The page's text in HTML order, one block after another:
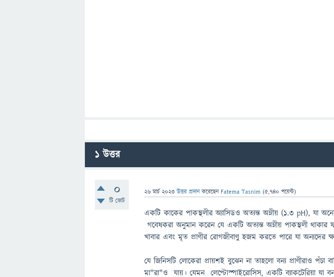
1উত্তর
0
টি ভোট
26 মার্চ 2023 উত্তর প্রদান করেছেনFatema Tasnim (5,740 পয়েন্ট)
একটি কাকের পাকস্থলীর অ্যাসিডও অত্যন্ত অম্লীয় (1.3 pH), যা
গবেষকরা অনুমান করেন যে একটি অত্যন্ত অম্লীয় পাকস্থলী থাকার
খাবার এবং মৃত প্রাণীর রোগজীবাণু হজম করতে পারে যা অন্যদের
যে জিনিসটি লোকেরা প্রায়শই বুঝেন না তাহলো বন্য প্রাণীরাও পঁচা
মা"রা"ও যায়। যেমন লেপ্টোস্পাইরোসিস, একটি ব্যাকটেরিয়া যা